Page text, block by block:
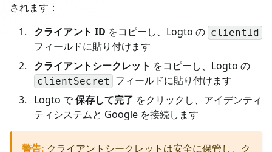
されます：
クライアント ID をコピーし、Logto の clientId
フィールドに貼り付けます
クライアントシークレット をコピーし、Logto の
clientSecret
フィールドに貼り付けます
Logto で保存して完了 をクリックし、アイデンティ
ティシステムと Google を接続します
警告: クライアントシークレットは安全に保管し、ク